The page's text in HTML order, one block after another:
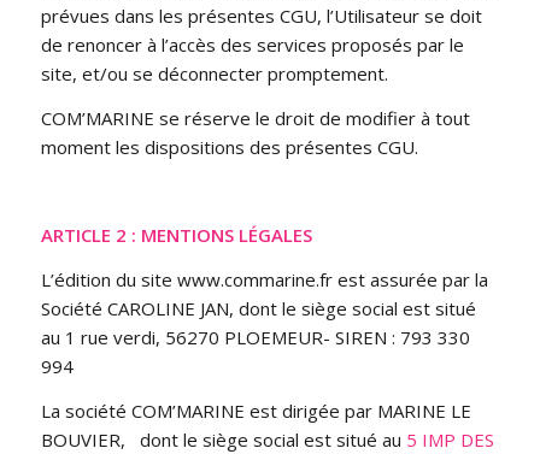
prévues dans les présentes CGU, l’Utilisateur se doit
de renoncer à l’accès des services proposés par le
site, et/ou se déconnecter promptement.
COM’MARINE se réserve le droit de modifier à tout
moment les dispositions des présentes CGU.
ARTICLE 2 : MENTIONS LÉGALES
L’édition du site www.commarine.fr est assurée par la
Société CAROLINE JAN, dont le siège social est situé
au 1 rue verdi, 56270 PLOEMEUR- SIREN : 793 330
994
La société COM’MARINE est dirigée par MARINE LE
BOUVIER,
dont le siège social est situé au 5 IMP DES